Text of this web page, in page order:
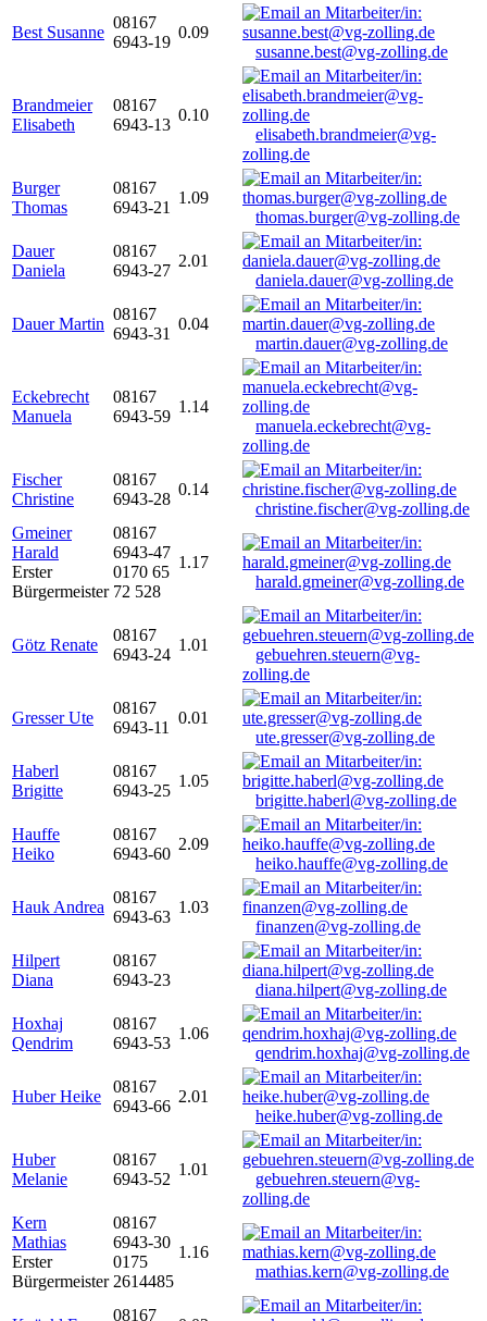
Best Susanne
08167
6943-19
0.09
susanne.best@vg-zolling.de
Brandmeier
Elisabeth
08167
6943-13
0.10
elisabeth.brandmeier@vg-
zolling.de
Burger
Thomas
08167
6943-21
1.09
thomas.burger@vg-zolling.de
Dauer
Daniela
08167
6943-27
2.01
daniela.dauer@vg-zolling.de
Dauer Martin
08167
6943-31
0.04
martin.dauer@vg-zolling.de
Eckebrecht
Manuela
08167
6943-59
1.14
manuela.eckebrecht@vg-
zolling.de
Fischer
Christine
08167
6943-28
0.14
christine.fischer@vg-zolling.de
Gmeiner
Harald
Erster
Bürgermeister
08167
6943-47
0170 65
72 528
1.17
harald.gmeiner@vg-zolling.de
Götz Renate
08167
6943-24
1.01
gebuehren.steuern@vg-
zolling.de
Gresser Ute
08167
6943-11
0.01
ute.gresser@vg-zolling.de
Haberl
Brigitte
08167
6943-25
1.05
brigitte.haberl@vg-zolling.de
Hauffe
Heiko
08167
6943-60
2.09
heiko.hauffe@vg-zolling.de
Hauk Andrea
08167
6943-63
1.03
finanzen@vg-zolling.de
Hilpert
Diana
08167
6943-23
diana.hilpert@vg-zolling.de
Hoxhaj
Qendrim
08167
6943-53
1.06
qendrim.hoxhaj@vg-zolling.de
Huber Heike
08167
6943-66
2.01
heike.huber@vg-zolling.de
Huber
Melanie
08167
6943-52
1.01
gebuehren.steuern@vg-
zolling.de
Kern
Mathias
Erster
Bürgermeister
08167
6943-30
0175
2614485
1.16
mathias.kern@vg-zolling.de
08167